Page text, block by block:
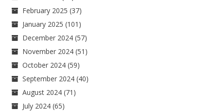
February 2025 (37)
January 2025 (101)
December 2024 (57)
November 2024 (51)
October 2024 (59)
September 2024 (40)
August 2024 (71)
July 2024 (65)